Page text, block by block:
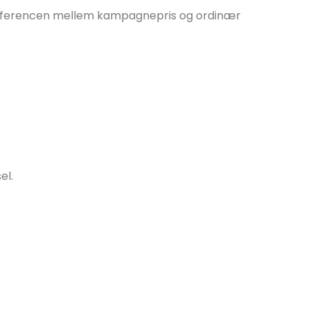
mellem kampagnepris og ordinær